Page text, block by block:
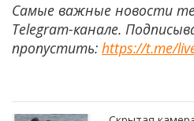
Самые важные новости
Telegram-канале.
пропустить: https://t.me/